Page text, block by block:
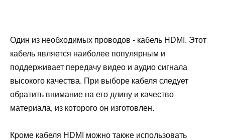
Один из необходимых проводов - кабель HDMI. Этот
кабель является наиболее популярным и
поддерживает передачу видео и аудио сигнала
высокого качества. При выборе кабеля следует
обратить внимание на его длину и качество
материала, из которого он изготовлен.
Кроме кабеля HDMI можно также использовать